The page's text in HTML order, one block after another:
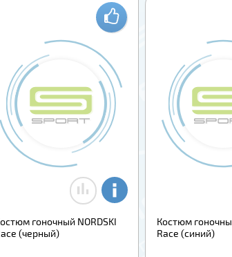
гоночный NORDSKI
(черный)
Костюм
Race (синий)